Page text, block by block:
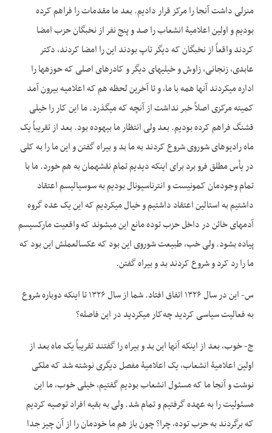
منزلی داشت آنجا را مرکز قرار دادیم. بعد ما مقدمات را فراهم کرده
بودیم و اولین اعلامیۀ انشعاب را صد و پنج نفر از نخبگان حزب امضا
کردند واقعاً از نخبگان که دیگر تاپ بودند این را امضا کردند، دکتر
عابدی، زنجانی، زاوش و خیلی­های دیگر و کادرهای اصلی که حوزه­ها را
اداره می­کردند آن­ها همه با ما، و تا آخرین لحظه هم که اعلامیه بیرون آمد
کمیته مرکزی اصلاً خبر نداشت از آنچه که می­گذرد. ما این کار را خیلی
قشنگ فراهم کرده بودیم. بعد ولی انتظار ما بیهوده بود. بعد از تقریباً یک
ماه رادیوهای شوروی شروع کردند به ما بد و بیراه گفتن و این ما را به کلی
در یأس مطلق فرو برد برای این­که دیدیم تمام نقشه­مان به هم خورد. ما با
تمام وجودمان کمونیست و انترناسیونال بودیم به سوسیالیسم اعتقاد
داشتیم به استالین اعتقاد داشتیم و خیال می­کردیم که این یک عده گروه
آدم­های خائن در داخل حزب توده مانع این می­شوند که واقعیت مارکسیسم
پیاده بشود. ولی خب، طبیعت شوروی این بود که عکس­العملش این بود که
ما را رد کرد و شروع کردند بد و بیراه گفتن.
س- این در سال ۱۳۲۶ اتفاق افتاد. شما از سال ۱۳۲۶ تا اینکه دوباره شروع
به فعالیت سیاسی کردید چه‌کار می­کردید در این فاصله؟
ج- خوب، بعد از اینکه آنها این بد و بیراه را گفتند تقریباً یک ماه بعد از
اولین اعلامیۀ انشعاب، یک اعلامیۀ مفصل دیگری نوشته شد که ملکی
نوشت و آنجا ما که مسئول انشعاب بودیم گفتیم، خیلی خوب، ما این
مسئولیت را به عهده گرفتیم و تمام شد. ولی به بقیه افراد توصیه کردیم
که برگردند به حزب توده، چرا؟ چون باز هم ما خودمان را از آن چیز جدا